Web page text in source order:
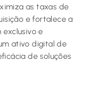
as taxas de
e fortalece a
e
ativo digital de
de soluções